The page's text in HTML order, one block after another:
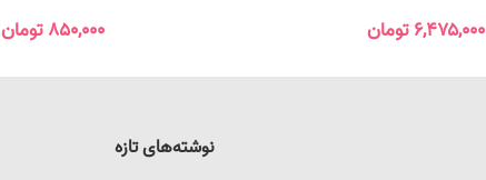
۶,۴۷۵,۰۰۰تومان
۸۵۰,۰۰۰ تومان
نوشته‌های تازه